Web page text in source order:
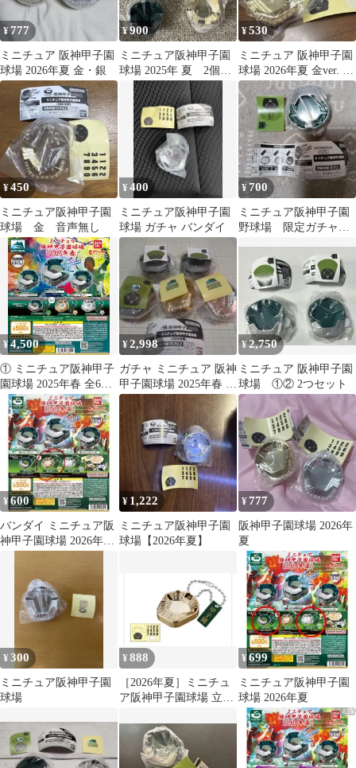
¥777
ミニチュア 阪神甲子園
球場 2026年夏 金・銀
¥900
ミニチュア阪神甲子園
球場 2025年 夏 2個セ
ット
¥530
ミニチュア 阪神甲子園
球場 2026年夏 金ver. 立
体チャーム 音声なし
¥450
ミニチュア阪神甲子園
球場 金 音声無し
¥400
ミニチュア阪神甲子園
球場 ガチャ バンダイ
¥700
ミニチュア阪神甲子園
野球場 限定ガチャガ
¥4,500
① ミニチュア阪神甲子
園球場 2025年春 全6種
類 コンプ ガチャ
¥2,998
ガチャ ミニチュア 阪神
甲子園球場 2025年春 5
種類
¥2,750
ミニチュア 阪神甲子園
球場 ①② 2つセット
¥600
バンダイ ミニチュア阪
神甲子園球場 2026年夏
¥ 1,222
ミニチュア阪神甲子園
球場【2026年夏】
¥ 777
阪神甲子園球場 2026年
夏
¥300
ミニチュア阪神甲子園
球場
¥888
［2026年夏］ミニチュ
ア阪神甲子園球場 立体
¥699
ミニチュア阪神甲子園
球場 2026年夏